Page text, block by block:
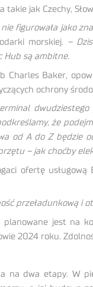
takie jak Czechy,
figurowała jako
morskiej. –
Hub są ambitne.
Charles Baker,
ochrony
dwudziestego
że
od A do Z będzie
– jak choćby
ofertę
przeładunkową i
planowane jest na
2024 roku.
na dwa etapy. W